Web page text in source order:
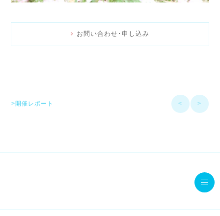
お問い合わせ･申し込み
>開催レポート < >